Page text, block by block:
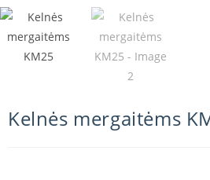
Kelnės mergaitėms